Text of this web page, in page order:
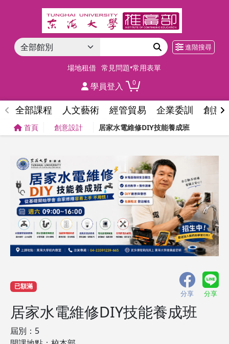
進階搜尋
場地租借 常見問題•常用表單
學員登入 0
全部課程 人文藝術 經管貿易 企業委訓 創意
首頁 創意設計 居家水電維修DIY技能養成班
已額滿
分享 分享
居家水電維修DIY技能養成班
屆別：5